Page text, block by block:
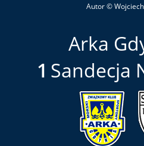
Autor ©
Arka
1 Sandecja